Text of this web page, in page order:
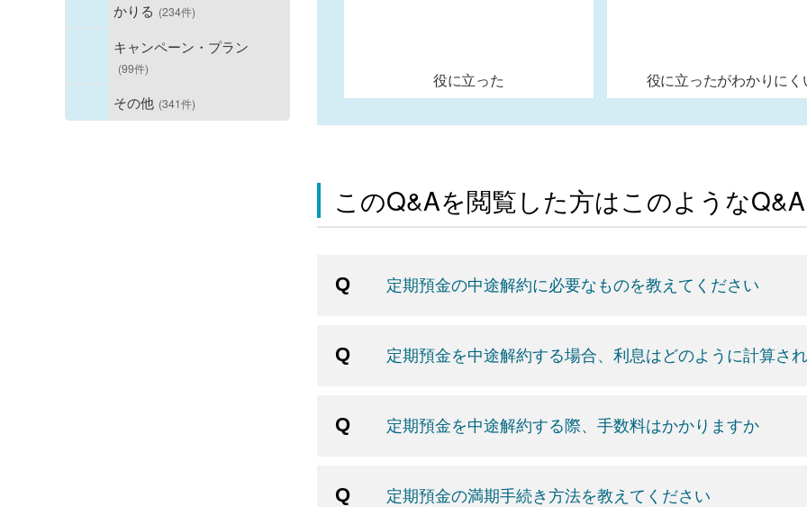
かりる (234件)
キャンペーン・プラン
(99件)
その他 (341件)
役に立った 役に立ったがわかりにく
このQ&Aを閲覧した方はこのような
定期預金の中途解約に必要なものを教えてください
定期預金を中途解約する場合、利息はどのように計算さ
定期預金を中途解約する際、手数料はかかりますか
定期預金の満期手続き方法を教えてください